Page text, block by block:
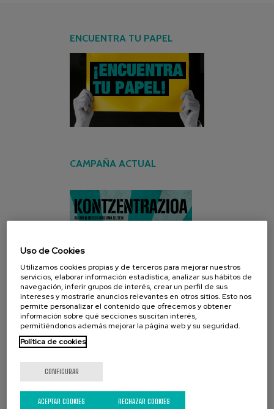
ENCUENTRA TU PAPEL
CAMPAÑA ACTUAL
REDES SOCIALES
Uso de Cookies
Utilizamos cookies propias y de terceros para mejorar nuestros
servicios, elaborar información estadística, analizar sus hábitos de
navegación, inferir grupos de interés, crear un perfil de sus
intereses y mostrarle anuncios relevantes en otros sitios. Esto nos
permite personalizar el contenido que ofrecemos y obtener
información sobre qué secciones suscitan interés,
permitiéndonos además mejorar la página web y su seguridad.
Política de cookies
CONFIGURAR
RECHAZAR COOKIES
ACEPTAR COOKIES